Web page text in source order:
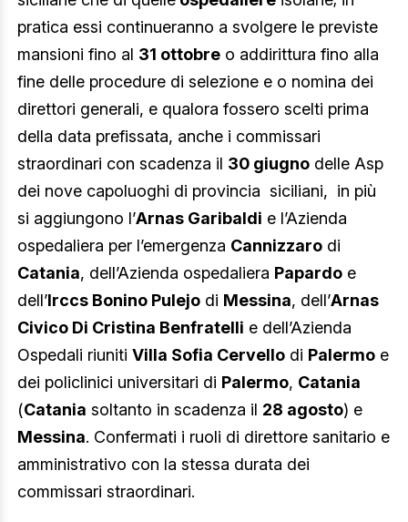
pratica essi continueranno a svolgere le previste
mansioni fino al 31 ottobre o addirittura fino alla
fine delle procedure di selezione e o nomina dei
direttori generali, e qualora fossero scelti prima
della data prefissata, anche i commissari
straordinari con scadenza il 30 giugno delle Asp
dei nove capoluoghi di provincia siciliani, in più
si aggiungono l’Arnas Garibaldi e l’Azienda
ospedaliera per l’emergenza Cannizzaro di
Catania, dell’Azienda ospedaliera Papardo e
dell’Irccs Bonino Pulejo di Messina, dell’Arnas
Civico Di Cristina Benfratelli e dell’Azienda
Ospedali riuniti Villa Sofia Cervello di Palermo e
dei policlinici universitari di Palermo, Catania
(Catania soltanto in scadenza il 28 agosto) e
Messina. Confermati i ruoli di direttore sanitario e
amministrativo con la stessa durata dei
commissari straordinari.